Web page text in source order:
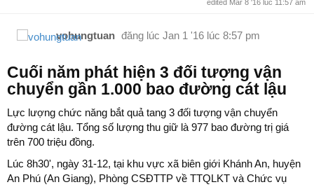
edited Mar 8 '16 lúc 11:57 am
vohungtuan đăng lúc Jan 1 '16 lúc 8:57 pm
Cuối năm phát hiện 3 đối tượng vận
chuyển gần 1.000 bao đường cát lậu
Lực lượng chức năng bắt quả tang 3 đối tượng vận chuyển
đường cát lậu. Tổng số lượng thu giữ là 977 bao đường trị giá
trên 700 triệu đồng.
Lúc 8h30', ngày 31-12, tại khu vực xã biên giới Khánh An, huyện
An Phú (An Giang), Phòng CSĐTTP về TTQLKT và Chức vụ